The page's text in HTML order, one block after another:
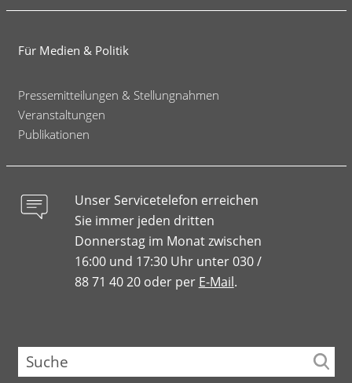
Für Medien & Politik
Pressemitteilungen & Stellungnahmen
Veranstaltungen
Publikationen
Unser Servicetelefon erreichen
Sie immer jeden dritten
Donnerstag im Monat zwischen
16:00 und 17:30 Uhr unter 030 /
88 71 40 20 oder per E-Mail.
Suche